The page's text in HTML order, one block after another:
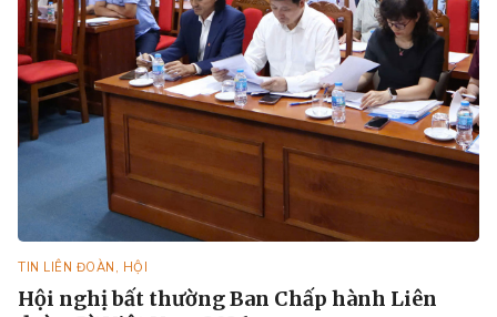
TIN LIÊN ĐOÀN, HỘI
Hội nghị bất thường Ban Chấp hành Liên